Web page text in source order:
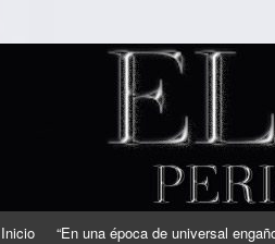
EL SINDICAL
Periodismo Inteligente
Inicio “En una época de universal